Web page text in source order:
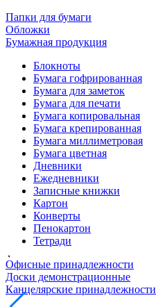
Папки для бумаги
Обложки
Бумажная продукция
Блокноты
Бумага гофрированная
Бумага для заметок
Бумага для печати
Бумага копировальная
Бумага крепированная
Бумага миллиметровая
Бумага цветная
Дневники
Ежедневники
Записные книжки
Картон
Конверты
Пенокартон
Тетради
Офисные принадлежности
Доски демонстрационные
Канцелярские принадлежности